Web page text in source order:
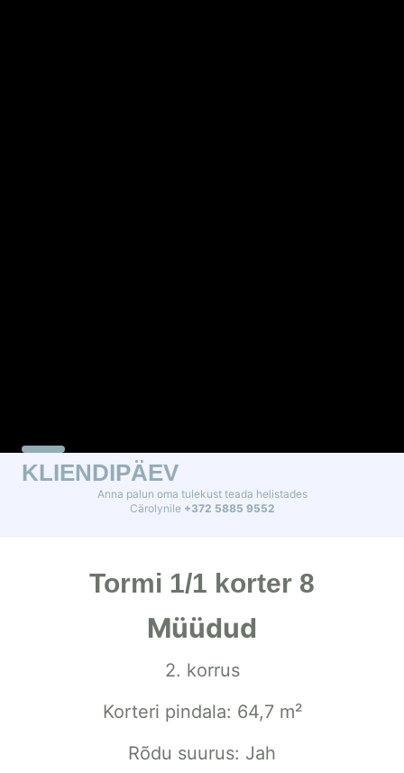
KLIENDIPÄEV
Anna palun oma tulekust teada helistades
Cärolynile +372 5885 9552
Tormi 1/1 korter 8
Müüdud
2. korrus
Korteri pindala: 64,7 m²
Rõdu suurus: Jah